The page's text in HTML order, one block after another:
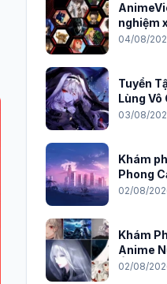
nghiệm
trên PC
04/08/
Tuyển
Lùng Vô
Tim Fan
03/08/
Khám
Phong
Sắc Nét
02/08/
Khám
Anime
Ẩn và
02/08/